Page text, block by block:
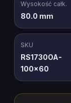
Wysokość całk.
80.0 mm
SKU
RS1730OA-
100x60